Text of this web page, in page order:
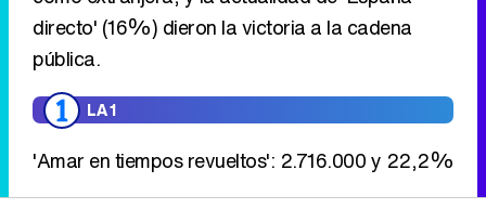
directo' (16%) dieron la victoria a la cadena
pública.
LA 1
'Amar en tiempos revueltos': 2.716.000 y 22,2%